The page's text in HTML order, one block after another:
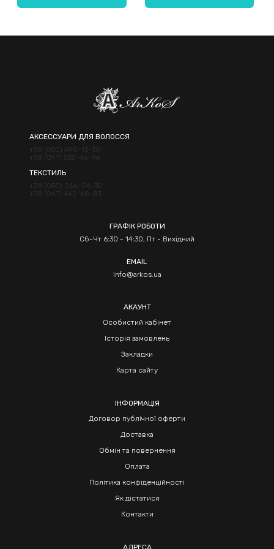
АКСЕССУАРИ ДЛЯ ВОЛОССЯ
+38 (050) 490-13-30
+38 (097) 538-46-94
ТЕКСТИЛЬ
+38 (050) 066-06-30
+38 (067) 462-68-83
ГРАФІК РОБОТИ
Сб-Чт 6:30 - 14:30, Пт - Вихідний
EMAIL
info@arkos.ua
АКАУНТ
Особистий кабінет
Історія замовлень
Закладки
Карта сайту
ІНФОРМАЦІЯ
Договор публічної оферти
Доставка
Обмін та повернення
Оплата
Політика конфіденційності
Як дістатися
Контакти